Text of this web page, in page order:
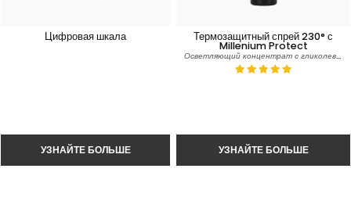
Цифровая шкала Термозащитный спрей 230° с
Millenium Protect
Осветляющий концентрат с гликолевой кислотой